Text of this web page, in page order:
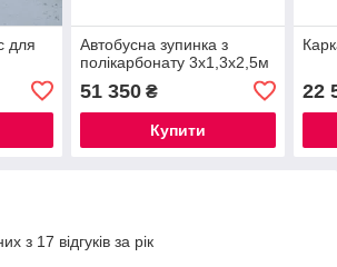
для
Автобусна зупинка з
полікарбонату 3х1,3х2,5м
51 350₴
Купити
22
з 17 відгуків за рік